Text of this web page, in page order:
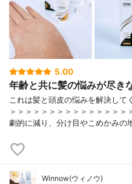
5.00
年齢と共に髪の悩みが尽き
これは髪と頭皮の悩みを解決して
＞＞＞＞＞＞＞＞＞＞＞＞＞＞
劇的に減り、分け目やこめかみの
Winnow(ウィノウ)